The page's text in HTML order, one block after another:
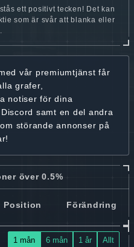
ett positivt tecken! Det kan
som är svår att blanka eller
vår premiumtjänst får
grafer,
notiser för dina
samt en del andra
störande annonser på
över 0.5%
Position Förändring
1 mån 6 mån 1 år Allt